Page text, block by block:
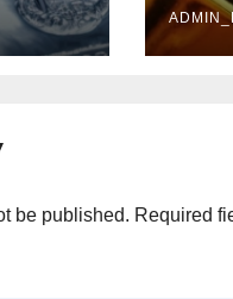
be published. Required